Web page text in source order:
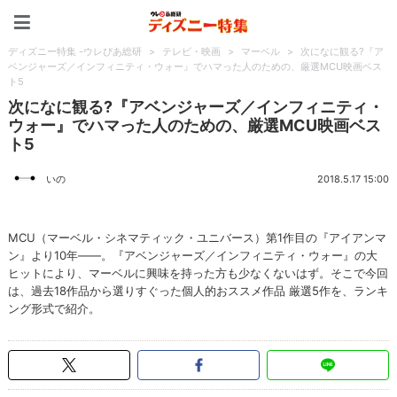
ディズニー特集 -ウレぴあ総研 > テレビ・映画 > マーベル >
次になに観る?『ア
ベンジャーズ／インフィニティ・ウォー』でハマった人のための、厳選MCU映画ベス
ト5
次になに観る?『アベンジャーズ／インフィニティ・
ウォー』でハマった人のための、厳選MCU映画ベス
ト5
いの 2018.5.17 15:00
MCU（マーベル・シネマティック・ユニバース）第1作目の『アイアンマ
ン』より10年――。『アベンジャーズ／インフィニティ・ウォー』の大
ヒットにより、マーベルに興味を持った方も少なくないはず。そこで今回
は、過去18作品から選りすぐった個人的おススメ作品 厳選5作を、ランキ
ング形式で紹介。